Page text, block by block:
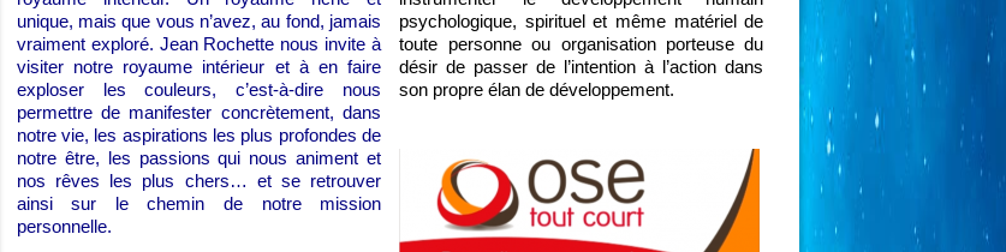
unique, mais que vous n’avez, au fond, jamais
vraiment exploré. Jean Rochette nous invite à
visiter notre royaume intérieur et à en faire
exploser les couleurs, c’est-à-dire nous
permettre de manifester concrètement, dans
notre vie, les aspirations les plus profondes de
notre être, les passions qui nous animent et
nos rêves les plus chers… et se retrouver
ainsi sur le chemin de notre mission
personnelle.
psychologique, spirituel et même matériel de
toute personne ou organisation porteuse du
désir de passer de l’intention à l’action dans
son propre élan de développement.